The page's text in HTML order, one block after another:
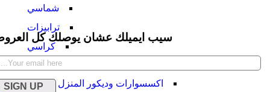
شماسي
ترابيزات
كراسي
اكسسوارات المنزل
اكسسوارات وديكور المنزل الحديث
سيب ايميلك عشان يوصلك كل
SIGN UP